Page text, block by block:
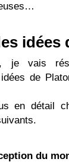
idées
je vais
de
en détail
du